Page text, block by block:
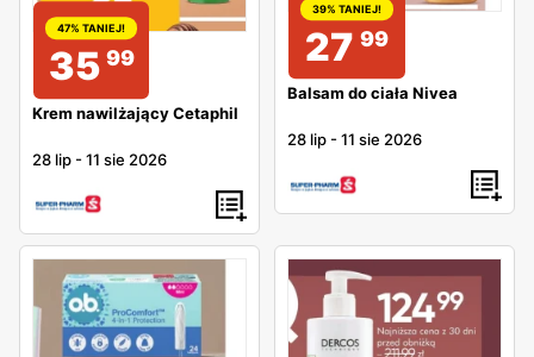
47% TANIEJ!
35 99
Krem nawilżający Cetaphil
28 lip -11 sie 2026
39% TANIEJ!
27 99
Balsam do ciała Nivea
28 lip -11 sie 2026